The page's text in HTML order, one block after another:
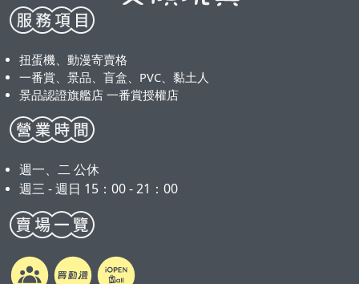
扭蛋機、動漫寄賣格
一番賞、景品、盲盒、PVC、黏土人
景品認證旗艦店 一番賞授權店
週一、二 公休
週三 - 週日 15：00 - 21：00